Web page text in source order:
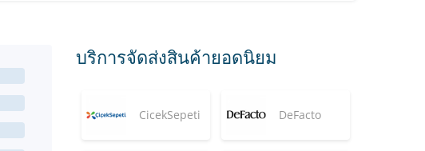
บริการจัดส่งสินค้ายอดนิยม
CicekSepeti DeFacto